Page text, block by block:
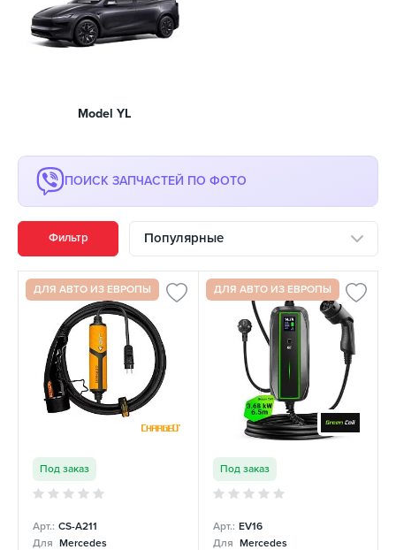
Model YL
ПОИСК ЗАПЧАСТЕЙ ПО ФОТО
Фильтр Популярные
ДЛЯ АВТО ИЗ ЕВРОПЫ
Под заказ
Арт.: CS-A211
Для Mercedes
ДЛЯ АВТО ИЗ ЕВРОПЫ
Под заказ
Арт.: EV16
Для Mercedes